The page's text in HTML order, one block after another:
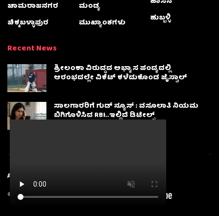
ಚಾಮರಾಜನಗರ
ಚಿಕ್ಕಬಳ್ಳಾಫುರ
ಮಂಡ್ಯ
ಮುಖ್ಯಾಂಶಗಳು
ಹುಬ್ಬಳ್ಳಿ
Recent News
ಶ್ರೀಲಂಕಾ ವಿರುದ್ಧದ ಅಭ್ಯಾಸ ಪಂದ್ಯದಲ್ಲಿ
ಆರಂಭದಲ್ಲೇ ವಿಕೆಟ್ ಕಳೆದುಕೊಂಡ ಜೈಸ್ವಾಲ್
ಸಾಲಗಾರರಿಗೆ ಗುಡ್ ನ್ಯೂಸ್ : ವಸೂಲಾತಿ ನಿಯಮ
ಬಿಗಿಗೊಳಿಸಿದ RBI..ಇಲ್ಲಿದೆ ಡಿಟೇಲ್ಸ್
About
© 2025Karnatakanewsbeat